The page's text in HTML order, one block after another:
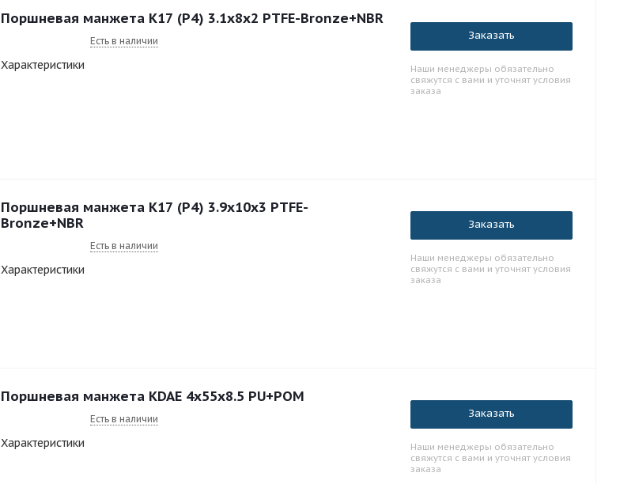
Поршневая манжета К17 (Р4) 3.1x8x2 PTFE-Bronze+NBR
Есть в наличии
Характеристики
Заказать
Наши менеджеры обязательно
свяжутся с вами и уточнят условия
заказа
Поршневая манжета К17 (Р4) 3.9x10x3 PTFE-
Bronze+NBR
Есть в наличии
Характеристики
Заказать
Наши менеджеры обязательно
свяжутся с вами и уточнят условия
заказа
Поршневая манжета KDAE 4x55x8.5 PU+POM
Есть в наличии
Характеристики
Заказать
Наши менеджеры обязательно
свяжутся с вами и уточнят условия
заказа